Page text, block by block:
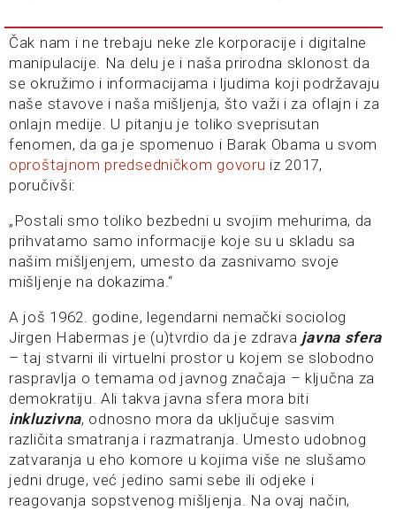
Čak nam i ne trebaju neke zle korporacije i digitalne
manipulacije. Na delu je i naša prirodna sklonost da
se okružimo i informacijama i ljudima koji podržavaju
naše stavove i naša mišljenja, što važi i za oflajn i za
onlajn medije. U pitanju je toliko sveprisutan
fenomen, da ga je spomenuo i Barak Obama u svom
oproštajnom predsedničkom govoru iz 2017,
poručivši:
„Postali smo toliko bezbedni u svojim mehurima, da
prihvatamo samo informacije koje su u skladu sa
našim mišljenjem, umesto da zasnivamo svoje
mišljenje na dokazima.“
A još 1962. godine, legendarni nemački sociolog
Jirgen Habermas je (u)tvrdio da je zdrava javna sfera
– taj stvarni ili virtuelni prostor u kojem se slobodno
raspravlja o temama od javnog značaja – ključna za
demokratiju. Ali takva javna sfera mora biti
inkluzivna, odnosno mora da uključuje sasvim
različita smatranja i razmatranja. Umesto udobnog
zatvaranja u eho komore u kojima više ne slušamo
jedni druge, već jedino sami sebe ili odjeke i
reagovanja sopstvenog mišljenja. Na ovaj način,